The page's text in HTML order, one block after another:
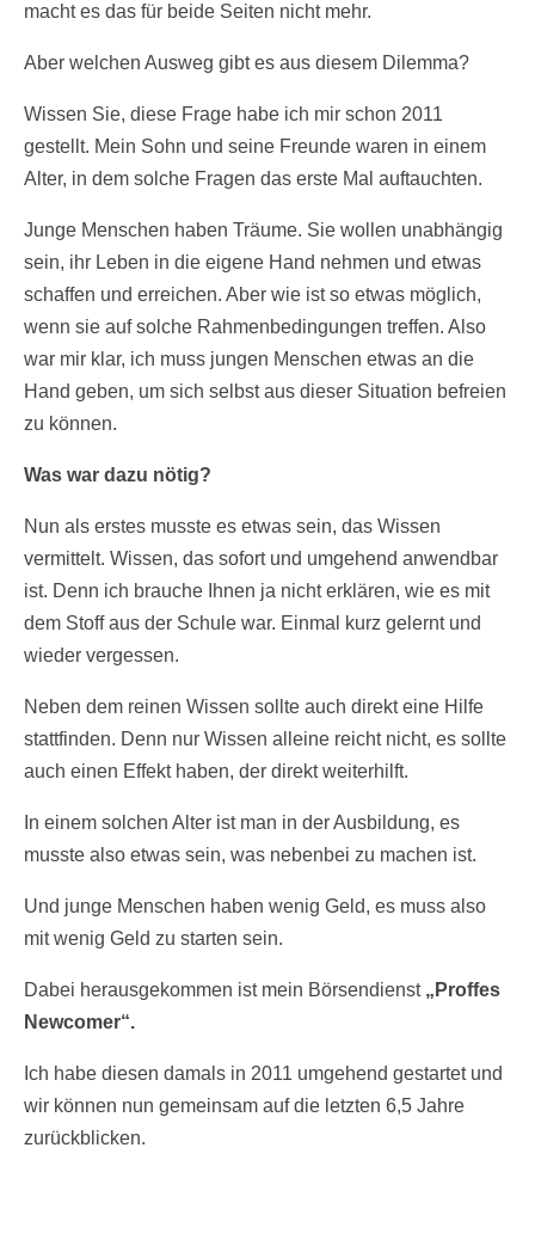
macht es das für beide Seiten nicht mehr.
Aber welchen Ausweg gibt es aus diesem Dilemma?
Wissen Sie, diese Frage habe ich mir schon 2011
gestellt. Mein Sohn und seine Freunde waren in einem
Alter, in dem solche Fragen das erste Mal auftauchten.
Junge Menschen haben Träume. Sie wollen unabhängig
sein, ihr Leben in die eigene Hand nehmen und etwas
schaffen und erreichen. Aber wie ist so etwas möglich,
wenn sie auf solche Rahmenbedingungen treffen. Also
war mir klar, ich muss jungen Menschen etwas an die
Hand geben, um sich selbst aus dieser Situation befreien
zu können.
Was war dazu nötig?
Nun als erstes musste es etwas sein, das Wissen
vermittelt. Wissen, das sofort und umgehend anwendbar
ist. Denn ich brauche Ihnen ja nicht erklären, wie es mit
dem Stoff aus der Schule war. Einmal kurz gelernt und
wieder vergessen.
Neben dem reinen Wissen sollte auch direkt eine Hilfe
stattfinden. Denn nur Wissen alleine reicht nicht, es sollte
auch einen Effekt haben, der direkt weiterhilft.
In einem solchen Alter ist man in der Ausbildung, es
musste also etwas sein, was nebenbei zu machen ist.
Und junge Menschen haben wenig Geld, es muss also
mit wenig Geld zu starten sein.
Dabei herausgekommen ist mein Börsendienst „Proffes
Newcomer“.
Ich habe diesen damals in 2011 umgehend gestartet und
wir können nun gemeinsam auf die letzten 6,5 Jahre
zurückblicken.